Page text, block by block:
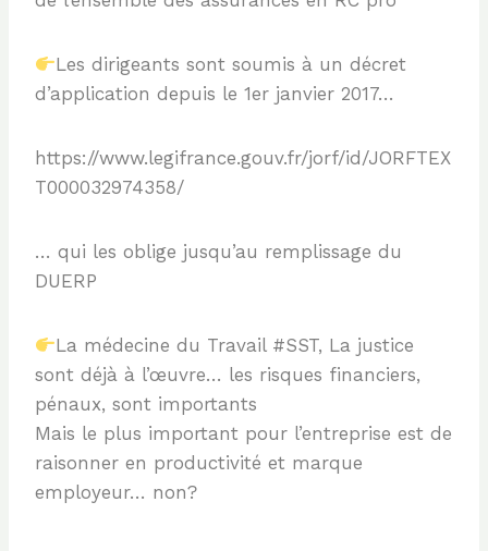
Les dirigeants sont soumis à un décret
d’application depuis le 1er janvier 2017…
https://www.legifrance.gouv.fr/jorf/id/JORFTEX
T000032974358/
… qui les oblige jusqu’au remplissage du
DUERP
La médecine du Travail #SST, La justice
sont déjà à l’œuvre… les risques financiers,
pénaux, sont importants
Mais le plus important pour l’entreprise est de
raisonner en productivité et marque
employeur… non?